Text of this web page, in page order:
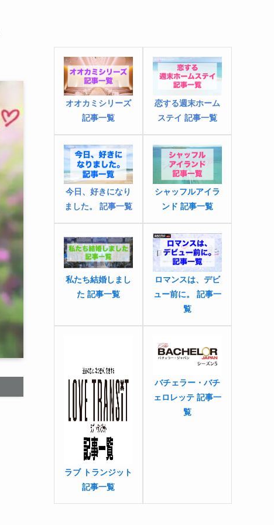
オオカミシリーズ
記事一覧
恋する週末ホーム
ステイ 記事一覧
今日、好きになり
ました。 記事一覧
シャッフルアイラ
ンド 記事一覧
私たち結婚しまし
た 記事一覧
ロマンスは、デビ
ュー前に。 記事一
覧
ラブ トランジット
記事一覧
バチェラー・バチ
ェロレッテ 記事一
覧